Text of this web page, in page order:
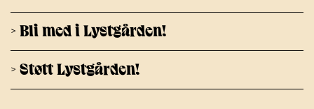
> Bli med i Lystgården!
> Støtt Lystgården!